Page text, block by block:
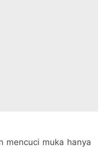
mencuci muka hanya